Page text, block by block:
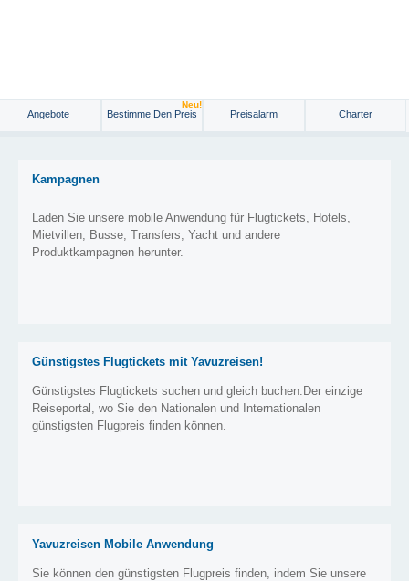
Angebote Bestimme Den Preis
Neu!
Preisalarm Charter
Kampagnen
Laden Sie unsere mobile Anwendung für Flugtickets, Hotels,
Mietvillen, Busse, Transfers, Yacht und andere
Produktkampagnen herunter.
Günstigstes Flugtickets mit Yavuzreisen!
Günstigstes Flugtickets suchen und gleich buchen.Der einzige
Reiseportal, wo Sie den Nationalen und Internationalen
günstigsten Flugpreis finden können.
Yavuzreisen Mobile Anwendung
Sie können den günstigsten Flugpreis finden, indem Sie unsere